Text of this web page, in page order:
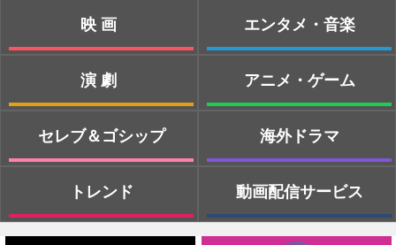
映画
演劇
セレブ＆ゴシップ
トレンド
エンタメ・音楽
アニメ・ゲーム
海外ドラマ
動画配信サービス